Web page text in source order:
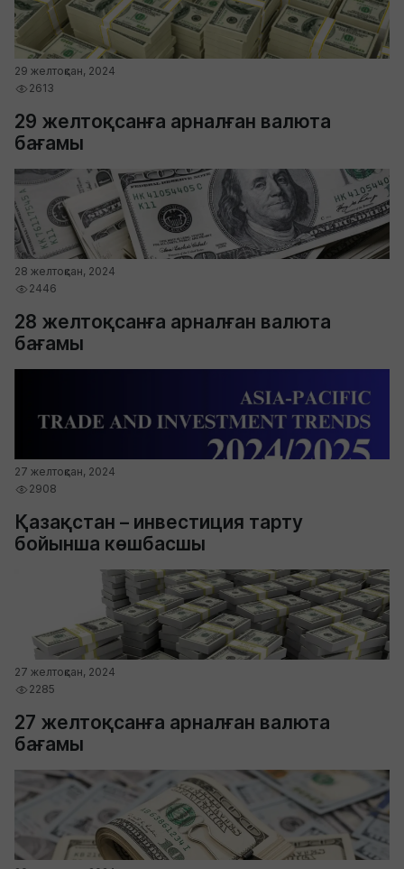
29 желтоқсан, 2024
2613
29 желтоқсанға арналған валюта
бағамы
28 желтоқсан, 2024
2446
28 желтоқсанға арналған валюта
бағамы
27 желтоқсан, 2024
2908
Қазақстан – инвестиция тарту
бойынша көшбасшы
27 желтоқсан, 2024
2285
27 желтоқсанға арналған валюта
бағамы